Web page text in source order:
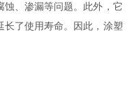
蚀、渗漏等问题。此外，它
长了使用寿命。因此，涂塑